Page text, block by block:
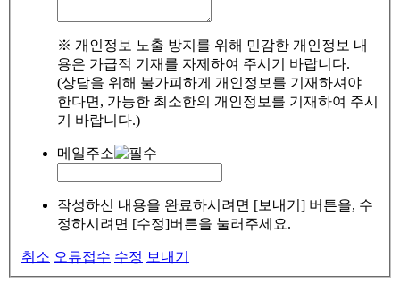
※ 개인정보 노출 방지를 위해 민감한 개인정보 내
용은 가급적 기재를 자제하여 주시기 바랍니다.
(상담을 위해 불가피하게 개인정보를 기재하셔야
한다면, 가능한 최소한의 개인정보를 기재하여 주시
기 바랍니다.)
메일주소
작성하신 내용을 완료하시려면 [보내기] 버튼을, 수
정하시려면 [수정]버튼을 눌러주세요.
취소 오류접수 수정 보내기